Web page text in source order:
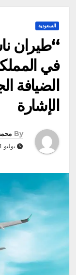
السعودية
“طيران
في
الضيافة
الإشارة
By
يوليو 1, 2024